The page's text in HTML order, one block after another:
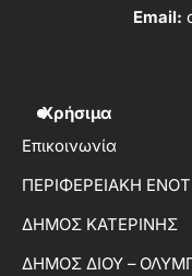
Email:
Χρήσιμα
Επικοινωνία
ΠΕΡΙΦΕΡΕΙΑΚΗ
ΔΗΜΟΣ ΚΑΤΕΡΙΝΗΣ
ΔΗΜΟΣ ΔΙΟΥ –